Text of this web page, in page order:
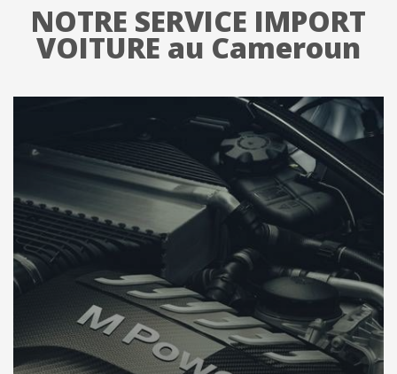
NOTRE SERVICE IMPORT
VOITURE au Cameroun